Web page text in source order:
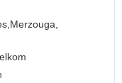
Merzouga,